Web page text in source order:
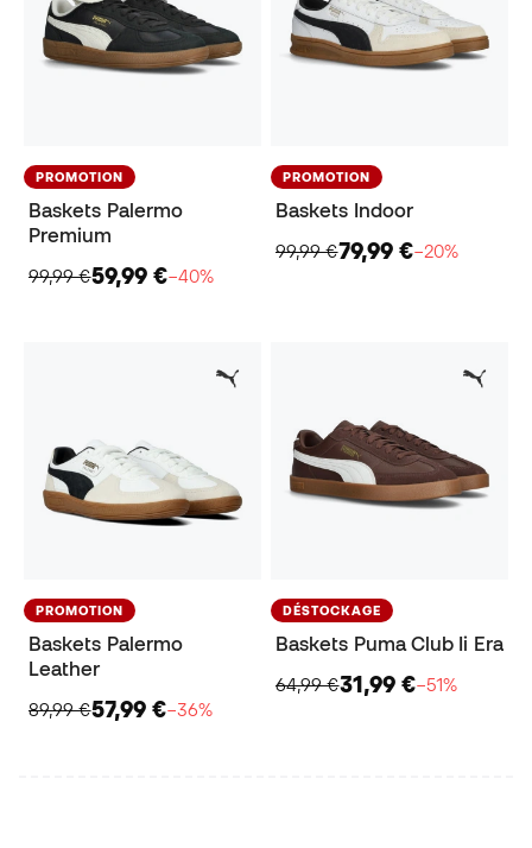
PROMOTION
Baskets Palermo
Premium
99,99 €59,99 €−40%
PROMOTION
Baskets Indoor
99,99 €79,99 €−20%
PROMOTION
Baskets Palermo
Leather
89,99 €57,99 €−36%
DÉSTOCKAGE
Baskets Puma Club Ii Era
64,99 €31,99 €−51%